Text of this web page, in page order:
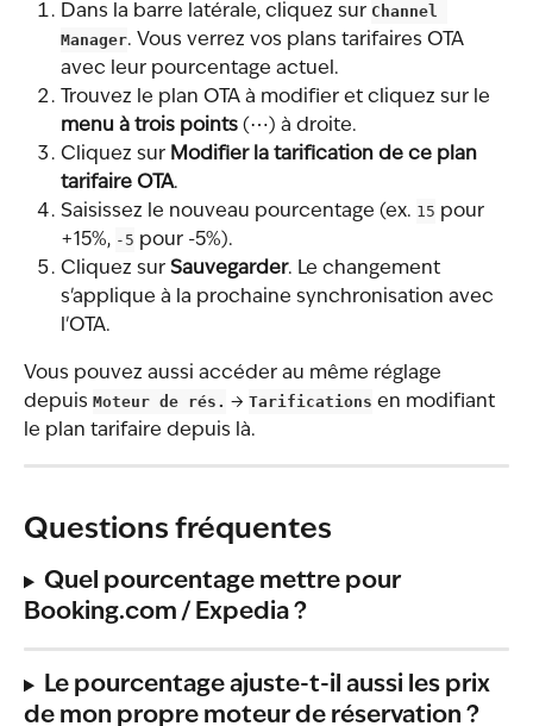
Dans la barre latérale, cliquez sur Channel
Manager. Vous verrez vos plans tarifaires OTA
avec leur pourcentage actuel.
Trouvez le plan OTA à modifier et cliquez sur le
menu à trois points (⋯) à droite.
Cliquez sur Modifier la tarification de ce plan
tarifaire OTA.
Saisissez le nouveau pourcentage (ex. 15 pour
+15%, -5 pour -5%).
Cliquez sur Sauvegarder. Le changement
s'applique à la prochaine synchronisation avec
l'OTA.
Vous pouvez aussi accéder au même réglage
depuis Moteur de rés. → Tarifications en modifiant
le plan tarifaire depuis là.
Questions fréquentes
Quel pourcentage mettre pour
Booking.com / Expedia ?
Le pourcentage ajuste-t-il aussi les prix
de mon propre moteur de réservation ?